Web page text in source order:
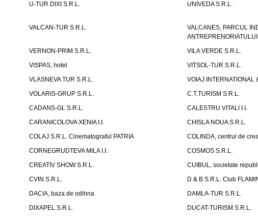
U-TUR DIXI S.R.L.
UNIVEDA S.R.L.
VALCAN-TUR S.R.L.
VALCANES, PARCUL
VERNON-PRIM S.R.L. VILA VERDE S.R.L.
VISPAS, hotel
VITSOL-TUR S.R.L.
VLASNEVA TUR S.R.L.
VOIAJ INTERNATIONAL
VOLARIS-GRUP S.R.L.
C.T.TURISM S.R.L.
CADANS-GL S.R.L.
CALESTRU VITALI I.I.
CARANICOLOVA XENIA I.I.
CHISLA NOUA S.R.L.
COLAJ S.R.L. Cinematograful PATRIA
COLINDA, centrul de
CORNEGRUDTEVA MILA I.I.
COSMOS S.R.L.
CREATIV SHOW S.R.L.
CUIBUL, societate
CVIN S.R.L.
D & B S.R.L. Club
DACIA, baza de odihna
DAMLA-TUR S.R.L.
DIXAPEL S.R.L.
DUCAT-TURISM S.R.L.